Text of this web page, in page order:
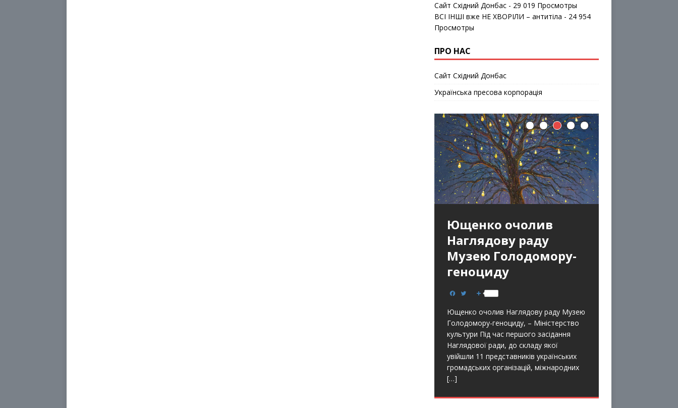
Сайт Східний Донбас- 29 019 Просмотры
ВСІ ІНШІ вже НЕ ХВОРІЛИ – антитіла - 24 954
Просмотры
ПРО НАС
Сайт Східний Донбас
Українська пресова корпорація
Ющенко очолив
Наглядову раду
Музею Голодомору-
геноциду
e
b
o
o
k
t
t
e
r
S
h
r
e
Ющенко очолив Наглядову раду Музею
Голодомору-геноциду, – Міністерство
культури Під час першого засідання
Наглядової ради, до складу якої
увійшли 11 представників українських
громадських організацій, міжнародних
[…]